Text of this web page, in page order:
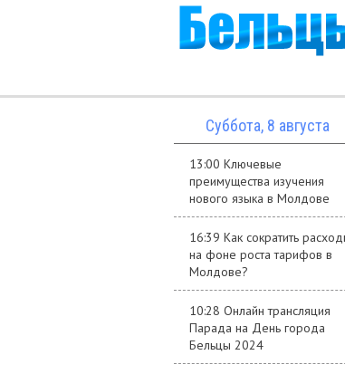
Суббота, 8 августа
13:00 Ключевые
преимущества изучения
нового языка в Молдове
16:39 Как сократить
на фоне роста тарифов в
Молдове?
10:28 Онлайн трансляция
Парада на День города
Бельцы 2024